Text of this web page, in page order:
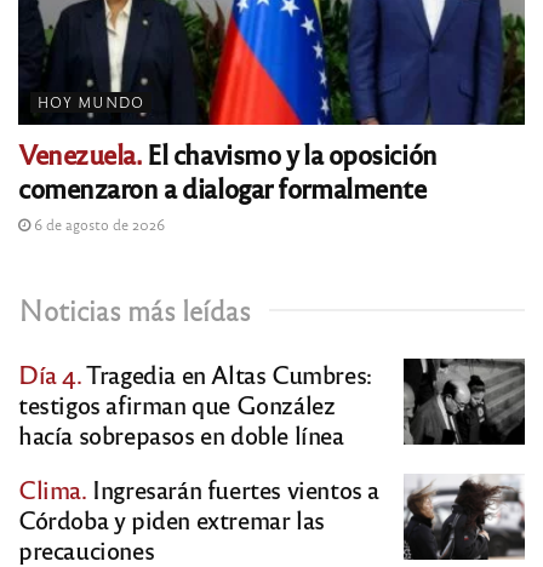
HOY MUNDO
Venezuela.El chavismo y la oposición
comenzaron a dialogar formalmente
6 de agosto de 2026
Noticias más leídas
Día 4.Tragedia en Altas Cumbres:
testigos afirman que González
hacía sobrepasos en doble línea
Clima. Ingresarán fuertes vientos a
Córdoba y piden extremar las
precauciones